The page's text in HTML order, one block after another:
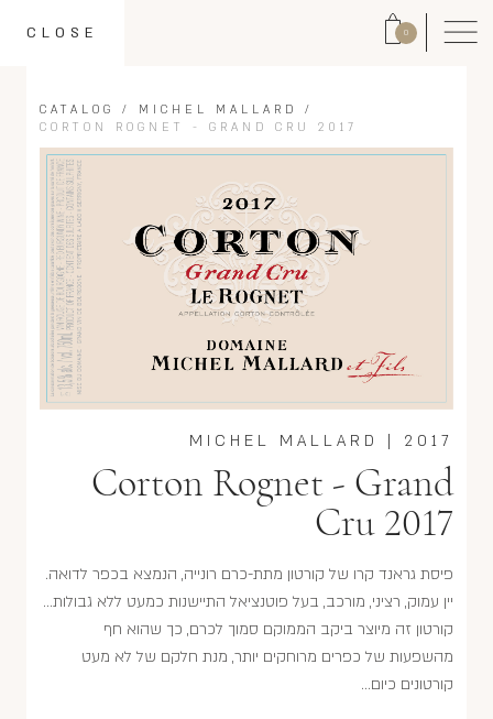
0
CLOSE
CATALOG / MICHEL MALLARD
/
CORTON ROGNET - GRAND CRU 2017
2017
|
MICHEL MALLARD
Corton Rognet - Grand
Cru 2017
פיסת גראנד קרו של קורטון מתת-כרם רונייה, הנמצא בכפר לדואה.
יין עמוק, רציני, מורכב, בעל פוטנציאל התיישנות כמעט ללא גבולות...
קורטון זה מיוצר ביקב הממוקם סמוך לכרם, כך שהוא חף
מהשפעות של כפרים מרוחקים יותר, מנת חלקם של לא מעט
קורטונים כיום...